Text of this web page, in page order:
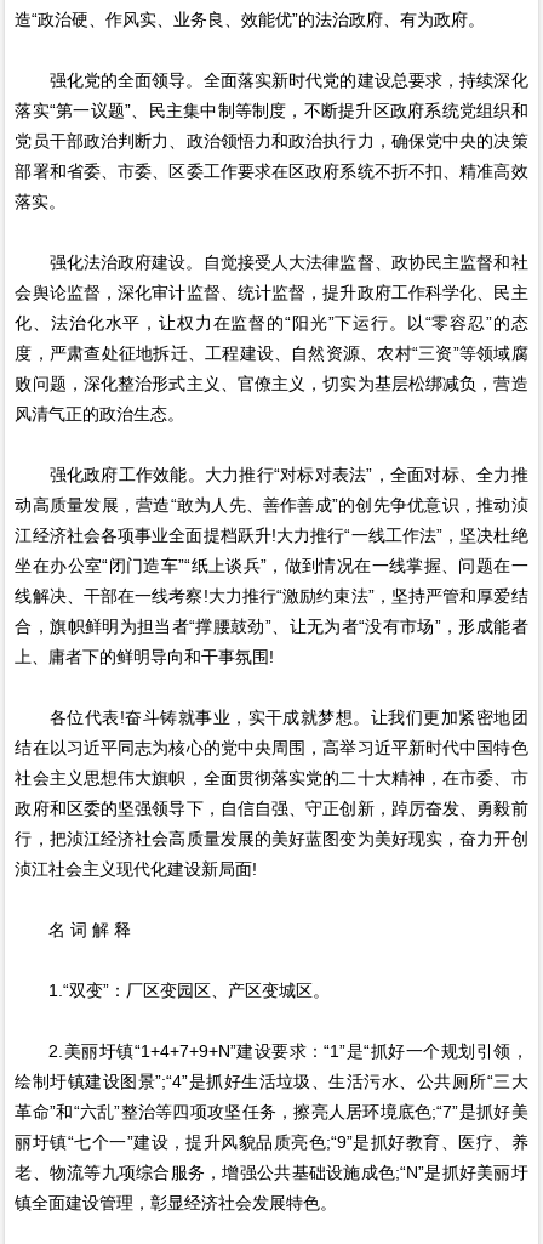
造“政治硬、作风实、业务良、效能优”的法治政府、有为政府。
强化党的全面领导。全面落实新时代党的建设总要求，持续深化
落实“第一议题”、民主集中制等制度，不断提升区政府系统党组织和
党员干部政治判断力、政治领悟力和政治执行力，确保党中央的决策
部署和省委、市委、区委工作要求在区政府系统不折不扣、精准高效
落实。
强化法治政府建设。自觉接受人大法律监督、政协民主监督和社
会舆论监督，深化审计监督、统计监督，提升政府工作科学化、民主
化、法治化水平，让权力在监督的“阳光”下运行。以“零容忍”的态
度，严肃查处征地拆迁、工程建设、自然资源、农村“三资”等领域腐
败问题，深化整治形式主义、官僚主义，切实为基层松绑减负，营造
风清气正的政治生态。
强化政府工作效能。大力推行“对标对表法”，全面对标、全力推
动高质量发展，营造“敢为人先、善作善成”的创先争优意识，推动浈
江经济社会各项事业全面提档跃升!大力推行“一线工作法”，坚决杜绝
坐在办公室“闭门造车”“纸上谈兵”，做到情况在一线掌握、问题在一
线解决、干部在一线考察!大力推行“激励约束法”，坚持严管和厚爱结
合，旗帜鲜明为担当者“撑腰鼓劲”、让无为者“没有市场”，形成能者
上、庸者下的鲜明导向和干事氛围!
各位代表!奋斗铸就事业，实干成就梦想。让我们更加紧密地团
结在以习近平同志为核心的党中央周围，高举习近平新时代中国特色
社会主义思想伟大旗帜，全面贯彻落实党的二十大精神，在市委、市
政府和区委的坚强领导下，自信自强、守正创新，踔厉奋发、勇毅前
行，把浈江经济社会高质量发展的美好蓝图变为美好现实，奋力开创
浈江社会主义现代化建设新局面!
名 词 解 释
1.“双变”：厂区变园区、产区变城区。
2.美丽圩镇“1+4+7+9+N”建设要求：“1”是“抓好一个规划引领，
绘制圩镇建设图景”;“4”是抓好生活垃圾、生活污水、公共厕所“三大
革命”和“六乱”整治等四项攻坚任务，擦亮人居环境底色;“7”是抓好美
丽圩镇“七个一”建设，提升风貌品质亮色;“9”是抓好教育、医疗、养
老、物流等九项综合服务，增强公共基础设施成色;“N”是抓好美丽圩
镇全面建设管理，彰显经济社会发展特色。